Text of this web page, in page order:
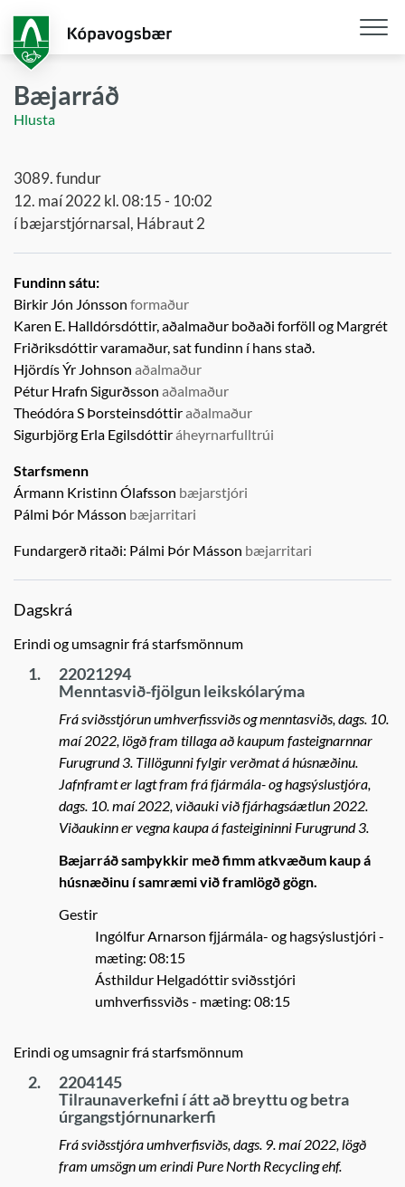
aðalefni
Bæjarráð
Hlusta
3089. fundur
12. maí 2022 kl. 08:15 - 10:02
í bæjarstjórnarsal, Hábraut 2
Fundinn sátu:
Birkir Jón Jónsson formaður
Karen E. Halldórsdóttir, aðalmaður boðaði forföll og Margrét
Friðriksdóttirvaramaður,sat fundinn í hans stað.
Hjördís Ýr Johnson aðalmaður
Pétur Hrafn Sigurðsson aðalmaður
Theódóra S Þorsteinsdóttiraðalmaður
Sigurbjörg Erla Egilsdóttiráheyrnarfulltrúi
Starfsmenn
Ármann Kristinn Ólafsson bæjarstjóri
Pálmi Þór Másson bæjarritari
Fundargerð ritaði: Pálmi Þór Másson bæjarritari
Dagskrá
Erindi og umsagnir frá starfsmönnum
1.
22021294
Menntasvið-fjölgun leikskólarýma
Frá sviðsstjórun umhverfissviðs og menntasviðs, dags. 10.
maí 2022, lögð fram tillaga að kaupum fasteignarnnar
Furugrund 3. Tillögunni fylgir verðmat á húsnæðinu.
Jafnframt er lagt fram frá fjármála- og hagsýslustjóra,
dags. 10. maí 2022, viðauki við fjárhagsáætlun 2022.
Viðaukinn er vegna kaupa á fasteigininni Furugrund 3.
Bæjarráð samþykkir með fimm atkvæðum kaup á
húsnæðinu í samræmi við framlögð gögn.
Gestir
Ingólfur Arnarson fjjármála- og hagsýslustjóri -
mæting: 08:15
Ásthildur Helgadóttir sviðsstjóri
umhverfissviðs- mæting: 08:15
Erindi og umsagnir frá starfsmönnum
2.
2204145
Tilraunaverkefni í átt að breyttu og betra
úrgangstjórnunarkerfi
Frá sviðsstjóra umhverfisviðs, dags. 9. maí 2022, lögð
fram umsögn um erindi Pure North Recycling ehf.
Opna